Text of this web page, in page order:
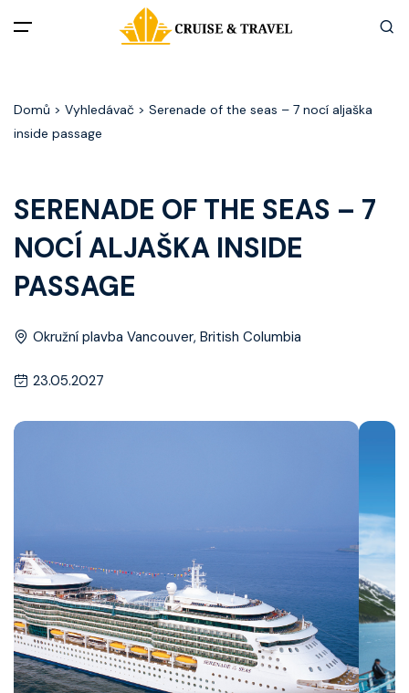
Akční nabídky
Zážitky z plaveb
Užitečné informace
Články
Kontakt
Domů > Vyhledávač > Serenade of the seas – 7 nocí aljaška
inside passage
SERENADE OF THE SEAS – 7
NOCÍ ALJAŠKA INSIDE
PASSAGE
Okružní plavba Vancouver, British Columbia
23.05.2027